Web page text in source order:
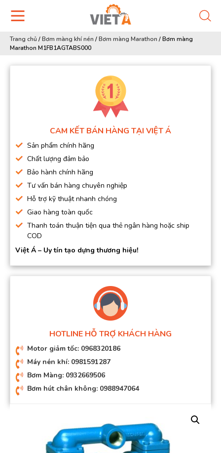
Trang chủ /Bơm màng khí nén /Bơm màng Marathon /Bơm màng
Marathon M1FB1AGTABS000
CAM KẾT BÁN HÀNG TẠI VIỆT Á
Sản phẩm chính hãng
Chất lượng đảm bảo
Bảo hành chính hãng
Tư vấn bán hàng chuyên nghiệp
Hỗ trợ kỹ thuật nhanh chóng
Giao hàng toàn quốc
Thanh toán thuận tiện qua thẻ ngân hàng hoặc ship
COD
Việt Á – Uy tín tạo dựng thương hiệu!
HOTLINE HỖ TRỢ KHÁCH HÀNG
Motor giảm tốc: 0968320186
Máy nén khí: 0981591287
Bơm Màng: 0932669506
Bơm hút chân không: 0988947064